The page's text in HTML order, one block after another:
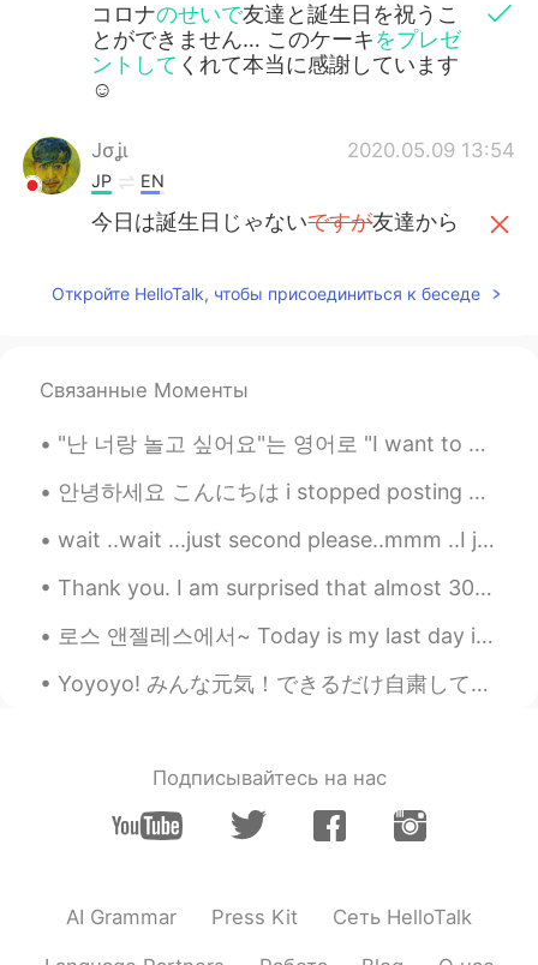
コロナのせいで友達と誕生日を祝うこ
とができません… このケーキをプレゼ
ントして くれて本当に感謝しています
☺️
Jσʝι 2020.05.09 13:54
JP EN
今日は誕生日じゃないですが友達から
今日は誕生日じゃない
友達から誕
生日ケーキをもらいました。
事と買い物に行く事
今 はコロナの影響があるから食べ物を
てはいけません。
そしてケーキを引き取ってから家へま
っすぐ
行き
ました。
ぐ家へ帰りました。
コロナ事態から友達と誕生日を祝うこ
コロナの影響で友達と誕生日を祝うこ
れて本当に感謝しています☺️
JP ENKR
今コロナ事態があるから食べ物を買う
Откройте HelloTalk, чтобы присоединиться к беседе
Связанные Моменты
"난 너랑 놀고 싶어요"는 영어로 "I want to play with you"로 번역된다. 만약 당신이 영어를 유창하게 하지 못하지만 당신의 서양 친구에게 "난 너랑 놀고 ...
안녕하세요 こんにちは i stopped posting my music here but now i’m going to continue because some people lik...
wait ..wait ...just second please..mmm ..I just wanna say ...mmm ... love u so much😍🙈and I reall...
Thank you. I am surprised that almost 3000 people care about what I write. Having this platform t...
로스 앤젤레스에서~ Today is my last day in LA! I had a really fun time here~ These are pictures from t...
Yoyoyo! みんな元気！できるだけ自粛してるかな？ 仕事に行かないといけない人もおると思うけど、 できるだけ気をつけてね😍 旅行とか必要のない旅とかしてる人、肺炎楽しんでね😡わがままな馬鹿...
Подписывайтесь на нас
AI Grammar Press Kit Сеть HelloTalk